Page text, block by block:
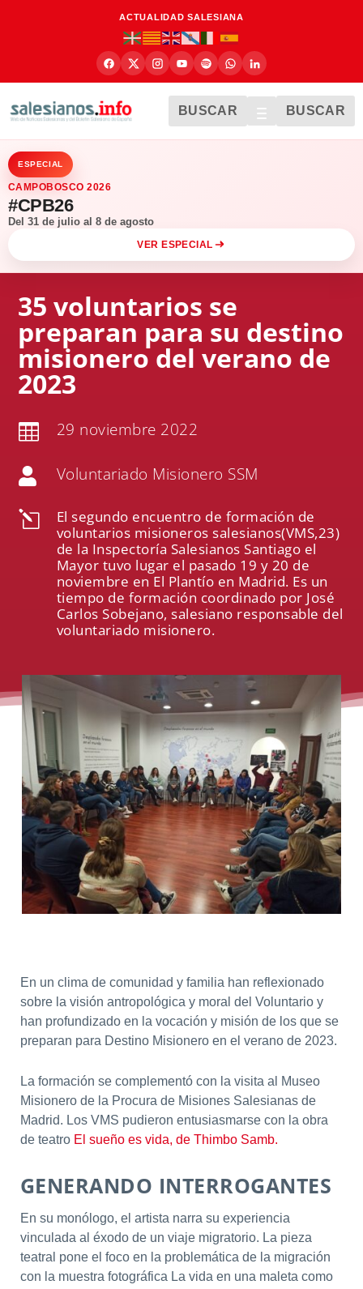
ACTUALIDAD SALESIANA
BUSCAR BUSCAR
ESPECIAL
CAMPOBOSCO 2026
#CPB26
Del 31 de julio al 8 de agosto
VER ESPECIAL
35 voluntarios se
preparan para su destino
misionero del verano de
2023
 29 noviembre 2022
 Voluntariado Misionero SSM
l
El segundo encuentro de formación de
voluntarios misioneros salesianos(VMS,23)
de la Inspectoría Salesianos Santiago el
Mayor tuvo lugar el pasado 19 y 20 de
noviembre en El Plantío en Madrid. Es un
tiempo de formación coordinado por José
Carlos Sobejano, salesiano responsable del
voluntariado misionero.
En un clima de comunidad y familia han reflexionado
sobre la visión antropológica y moral del Voluntario y
han profundizado en la vocación y misión de los que se
preparan para Destino Misionero en el verano de 2023.
La formación se complementó con la visita al Museo
Misionero de la Procura de Misiones Salesianas de
Madrid. Los VMS pudieron entusiasmarse con la obra
de teatro El sueño es vida, de Thimbo Samb.
GENERANDO INTERROGANTES
En su monólogo, el artista narra su experiencia
vinculada al éxodo de un viaje migratorio. La pieza
teatral pone el foco en la problemática de la migración
con la muestra fotográfica La vida en una maleta como